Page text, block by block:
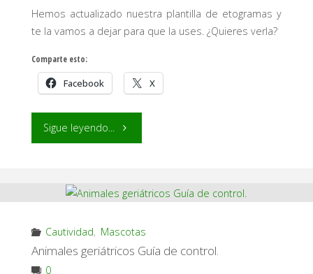
Hemos actualizado nuestra plantilla de etogramas y
te la vamos a dejar para que la uses. ¿Quieres verla?
Comparte esto:
Facebook X
Sigue leyendo... "Etograma.
nuestra
en
Cautividad, Mascotas
Animales geriátricos Guía de control.
0